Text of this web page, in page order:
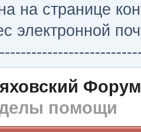
на странице
электронной
Форум
помощи